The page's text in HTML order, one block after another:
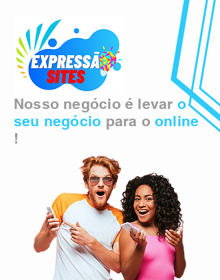
Nosso negócio é levar o
seu negócio para o online
!